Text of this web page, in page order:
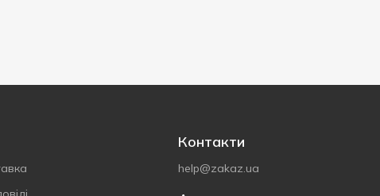
Контакти
help@zakaz.ua